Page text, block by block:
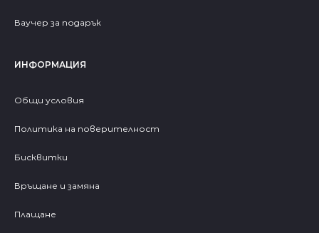
Ваучер за подарък
ИНФОРМАЦИЯ
Общи условия
Политика на поверителност
Бисквитки
Връщане и замяна
Плащане